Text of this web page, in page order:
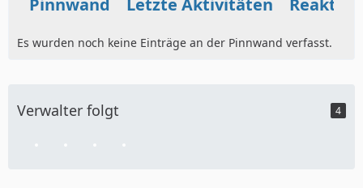
Es wurden noch keine Einträge an der Pinnwand verfasst.
Verwalter folgt 4